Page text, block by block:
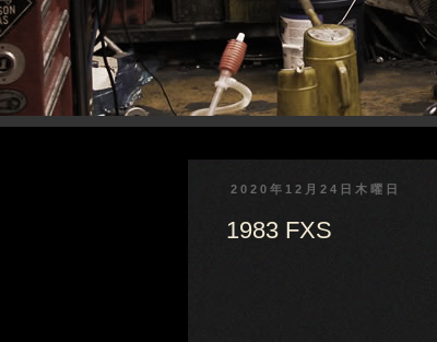
2020年12月24日木曜日
1983 FXS